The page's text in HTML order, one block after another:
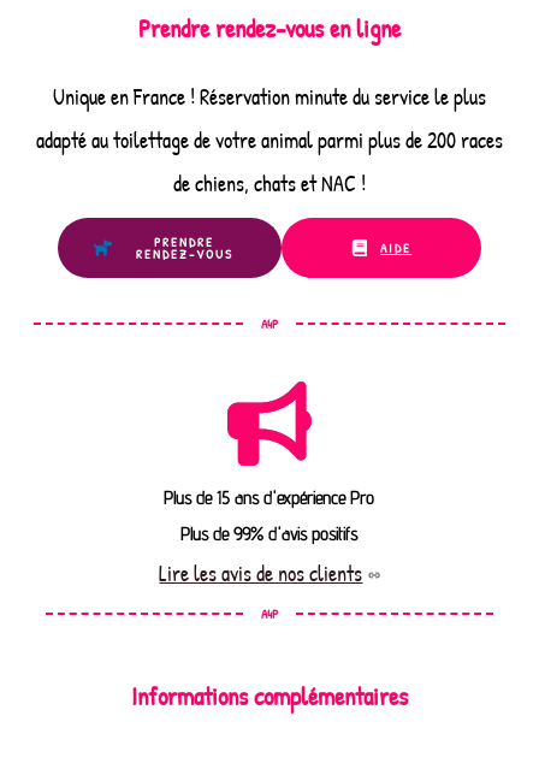
Prendre rendez-vous en ligne
Unique en France ! Réservation minute du service le plus
adapté au toilettage de votre animal parmi plus de 200 races
de chiens, chats et NAC !
PRENDRE
RENDEZ-VOUS AIDE
A4P
Plus de 15 ans d'expérience Pro
Plus de 99% d'avis positifs
Lire les avis de nos clients
A4P
Informations complémentaires